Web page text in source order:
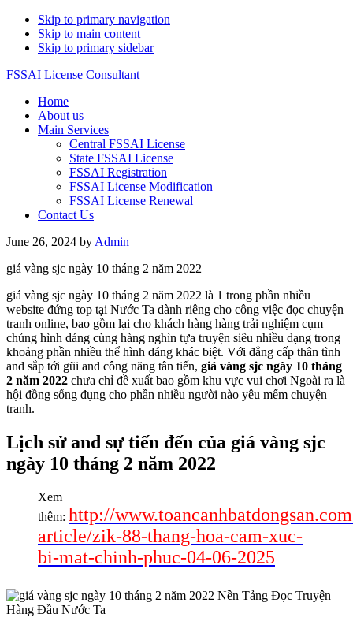
Skip to primary navigation
Skip to main content
Skip to primary sidebar
FSSAI License Consultant
Home
About us
Main Services
Central FSSAI License
State FSSAI License
FSSAI Registration
FSSAI License Modification
FSSAI License Renewal
Contact Us
June 26, 2024 by Admin
giá vàng sjc ngày 10 tháng 2 năm 2022
giá vàng sjc ngày 10 tháng 2 năm 2022 là 1 trong phần nhiều
website đứng top tại Nước Ta dành riêng cho công việc đọc chuyện
tranh online, bao gồm lại cho khách hàng hàng trải nghiệm cụm
chủng hình dáng cùng hàng nghìn tựa truyện siêu nhiều dạng trong
khoảng phần nhiều thể hình dáng khác biệt. Với đẳng cấp thân tình
and sắp tới gũi and công năng tân tiến, giá vàng sjc ngày 10 tháng
2 năm 2022 chưa chỉ đề xuất bao gồm khu vực vui chơi Ngoài ra là
hội đồng sống đụng cho phần nhiều người nào yêu mếm chuyện
tranh.
Lịch sử and sự tiến đến của giá vàng sjc
ngày 10 tháng 2 năm 2022
Xem
thêm: http://
article/zik-88-thang-hoa-cam-xuc-
bi-mat-chinh-phuc-04-06-2025